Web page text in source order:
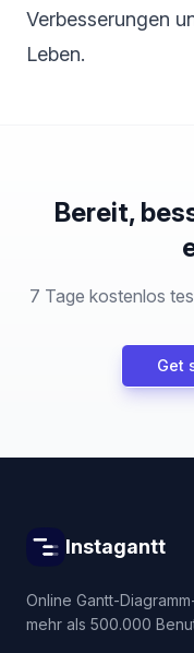
Verbesserungen
Leben.
Bereit,
7 Tage kostenlos
Get
Instagantt
Online Gantt-
mehr als 500.000